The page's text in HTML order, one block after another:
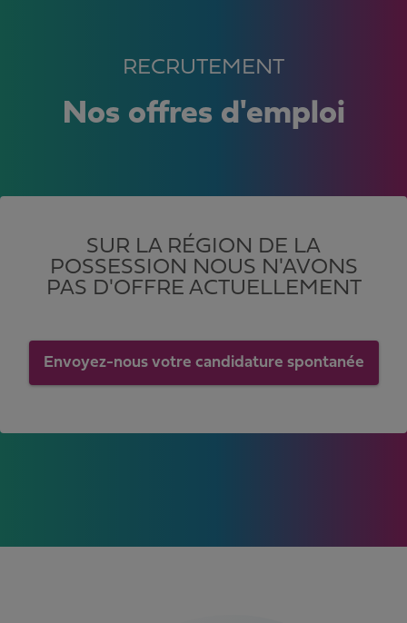
RECRUTEMENT
Nos offres d'emploi
SUR LA RÉGION DE LA
POSSESSION NOUS N'AVONS
PAS D'OFFRE ACTUELLEMENT
Envoyez-nous votre candidature spontanée